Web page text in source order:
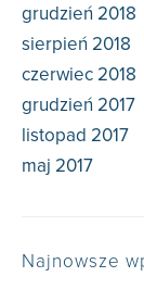
grudzień 2018
sierpień 2018
czerwiec 2018
grudzień 2017
listopad 2017
maj 2017
Najnowsze